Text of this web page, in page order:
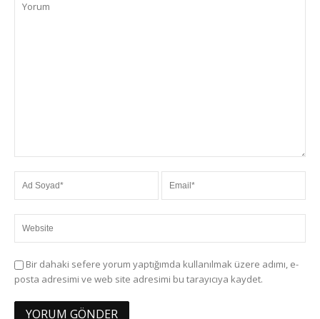
Bir dahaki sefere yorum yaptığımda kullanılmak üzere adımı, e-
posta adresimi ve web site adresimi bu tarayıcıya kaydet.